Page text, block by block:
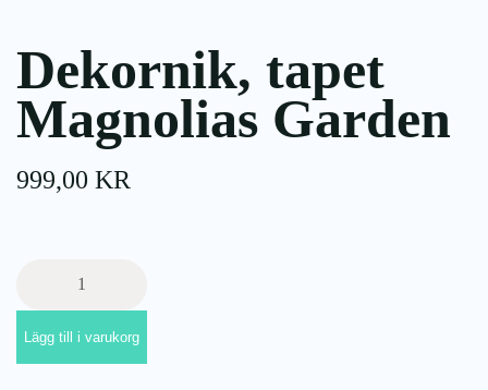
Dekornik, tapet
Magnolias Garden
999,00 KR
Garden
mängd
Lägg till i varukorg